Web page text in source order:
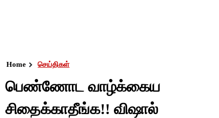
Home செய்திகள்
பெண்ணோட வாழ்க்கைய
சிதைக்காதீங்க!! விஷால்